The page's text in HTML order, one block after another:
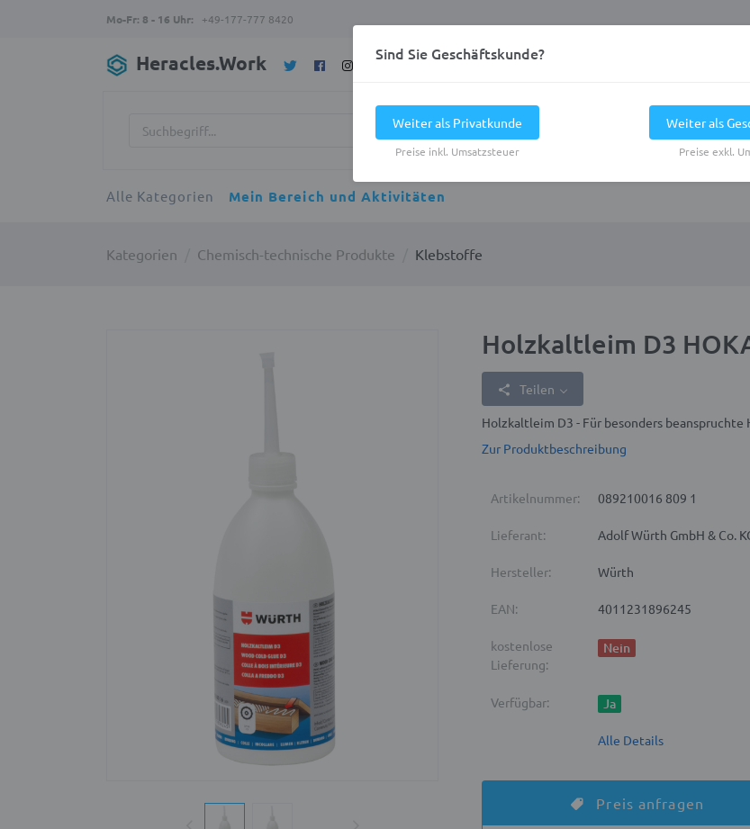
Mo-Fr: 8 - 16 Uhr: +49-177-777 8420
Heracles.Work
Alle Kategorien Mein Bereich und Aktivitäten
Kategorien Chemisch-technische Produkte Klebstoffe
Holzkaltleim D3
Teilen
Holzkaltleim D3 - Für besonders
Zur Produktbeschreibung
Artikelnummer: 089210016 809 1
Lieferant: Adolf Würth GmbH & Co.
Hersteller: Würth
EAN: 4011231896245
kostenlose
Lieferung:
Nein
Verfügbar: Ja
Alle Details
Preis anfragen
Sind Sie Geschäftskunde?
Weiter als Privatkunde
Preise inkl. Umsatzsteuer
Weiter als
Preise exkl.